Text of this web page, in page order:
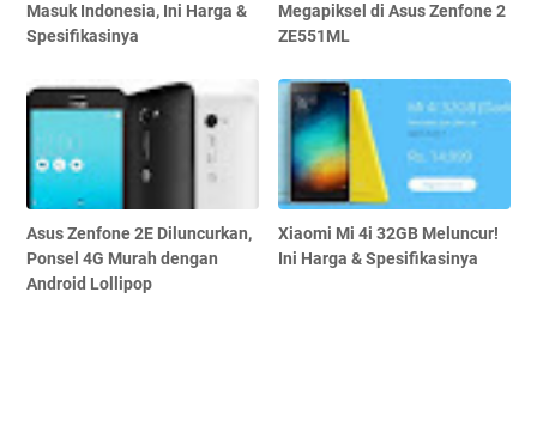
Masuk Indonesia, Ini Harga &
Spesifikasinya
Megapiksel di Asus Zenfone 2
ZE551ML
Asus Zenfone 2E Diluncurkan,
Ponsel 4G Murah dengan
Android Lollipop
Xiaomi Mi 4i 32GB Meluncur!
Ini Harga & Spesifikasinya